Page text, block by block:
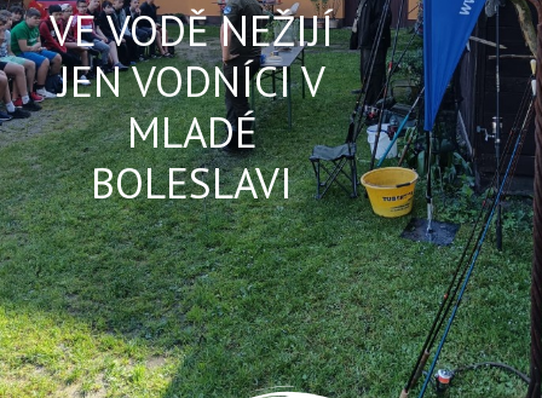
VE VODĚ NEŽIJÍ
JEN VODNÍCI V
MLADÉ
BOLESLAVI